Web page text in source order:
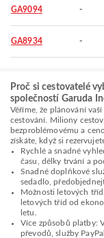
GA9094 -
GA8934 -
Proč si cestovatelé
společností Garuda
Věříme, že plánování
cestování. Miliony
bezproblémovému a
získáte, když si
Rychlé a snadné
času, délky trvání a
Snadné doplňkové
sedadlo,
Možnosti letových
letových tříd od
letu.
Více způsobů platby:
převodů, služby